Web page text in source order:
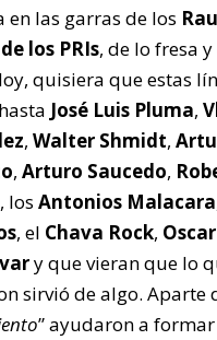
en las garras de los
de los PRIs, de lo fresa
quisiera que estas
José Luis Pluma,
, Walter Shmidt,
, Arturo Saucedo,
, los Antonios Malacara
, el Chava Rock,
y que vieran que lo
sirvió de algo. Aparte
” ayudaron a